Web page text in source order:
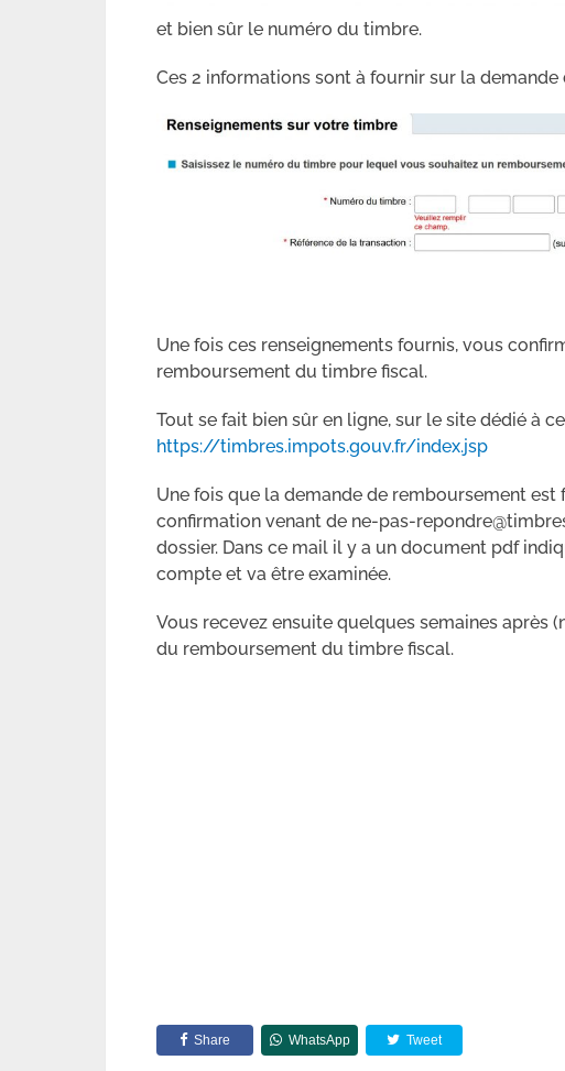
et bien sûr le numéro du timbre.
Ces 2 informations sont à fournir sur la
Une fois ces renseignements fournis, vous
remboursement du timbre fiscal.
Tout se fait bien sûr en ligne, sur le site dédié à
https://timbres.impots.gouv.fr/index.jsp
Une fois que la demande de remboursement est
confirmation venant de ne-pas-
dossier. Dans ce mail il y a un document pdf
compte et va être examinée.
Vous recevez ensuite quelques semaines après
du remboursement du timbre fiscal.
Share WhatsApp Tweet